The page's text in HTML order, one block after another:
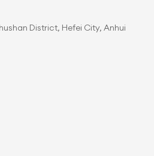
District, Hefei City, Anhui